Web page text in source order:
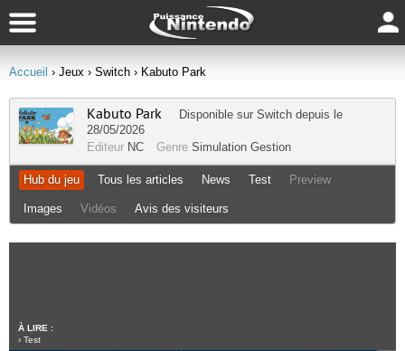
Accueil › Jeux › Switch › Kabuto Park
Kabuto Park Disponible sur Switch depuis le
28/05/2026
Editeur NC Genre Simulation Gestion
Hub du jeu Tous les articles News Test Preview
Images Vidéos Avis des visiteurs
À LIRE :
› Test